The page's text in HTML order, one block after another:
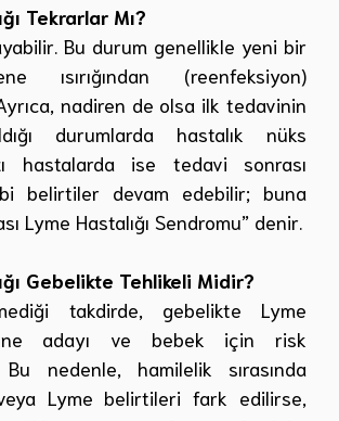
Tekrarlar Mı?
Bu durum genellikle yeni bir
ısırığından (reenfeksiyon)
nadiren de olsa ilk tedavinin
durumlarda hastalık nüks
hastalarda ise tedavi sonrası
belirtiler devam edebilir; buna
Lyme Hastalığı Sendromu” denir.
Gebelikte Tehlikeli Midir?
takdirde, gebelikte Lyme
adayı ve bebek için risk
nedenle, hamilelik sırasında
veya Lyme belirtileri fark edilirse,